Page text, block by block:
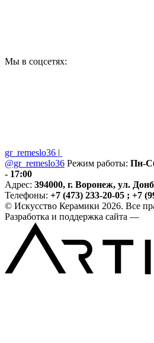
Мы в соцсетях:
gr_remeslo36 |
@gr_remeslo36 Режим работы: Пн-
- 17:00
Адрес: 394000, г. Воронеж, ул.
Телефоны: +7 (473) 233-20-05 ; +7
© Искусство Керамики 2026. Все
Разработка и поддержка сайта —